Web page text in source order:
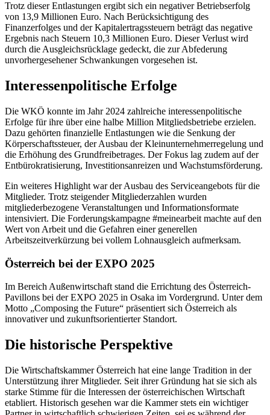
Trotz dieser Entlastungen ergibt sich ein negativer Betriebserfolg
von 13,9 Millionen Euro. Nach Berücksichtigung des
Finanzerfolges und der Kapitalertragssteuern beträgt das negative
Ergebnis nach Steuern 10,3 Millionen Euro. Dieser Verlust wird
durch die Ausgleichsrücklage gedeckt, die zur Abfederung
unvorhergesehener Schwankungen vorgesehen ist.
Interessenpolitische Erfolge
Die WKÖ konnte im Jahr 2024 zahlreiche interessenpolitische
Erfolge für ihre über eine halbe Million Mitgliedsbetriebe erzielen.
Dazu gehörten finanzielle Entlastungen wie die Senkung der
Körperschaftssteuer, der Ausbau der Kleinunternehmerregelung und
die Erhöhung des Grundfreibetrages. Der Fokus lag zudem auf der
Entbürokratisierung, Investitionsanreizen und Wachstumsförderung.
Ein weiteres Highlight war der Ausbau des Serviceangebots für die
Mitglieder. Trotz steigender Mitgliederzahlen wurden
mitgliederbezogene Veranstaltungen und Informationsformate
intensiviert. Die Forderungskampagne #meinearbeit machte auf den
Wert von Arbeit und die Gefahren einer generellen
Arbeitszeitverkürzung bei vollem Lohnausgleich aufmerksam.
Österreich bei der EXPO 2025
Im Bereich Außenwirtschaft stand die Errichtung des Österreich-
Pavillons bei der EXPO 2025 in Osaka im Vordergrund. Unter dem
Motto „Composing the Future“ präsentiert sich Österreich als
innovativer und zukunftsorientierter Standort.
Die historische Perspektive
Die Wirtschaftskammer Österreich hat eine lange Tradition in der
Unterstützung ihrer Mitglieder. Seit ihrer Gründung hat sie sich als
starke Stimme für die Interessen der österreichischen Wirtschaft
etabliert. Historisch gesehen war die Kammer stets ein wichtiger